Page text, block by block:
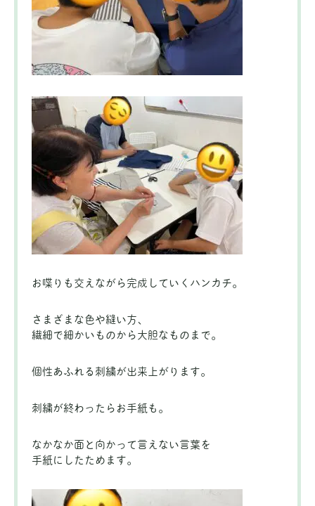
お喋りも交えながら完成していくハンカチ。
さまざまな色や縫い方、
繊細で細かいものから大胆なものまで。
個性あふれる刺繍が出来上がります。
刺繍が終わったらお手紙も。
なかなか面と向かって言えない言葉を
手紙にしたためます。